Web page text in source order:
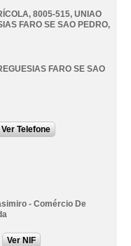
8005-515, UNIAO
FARO SE SAO PEDRO,
FARO SE SAO
Ver Telefone
- Comércio De
Ver NIF